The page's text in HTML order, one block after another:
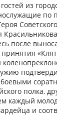
из
по
после
принятия
полка,
каждый
и